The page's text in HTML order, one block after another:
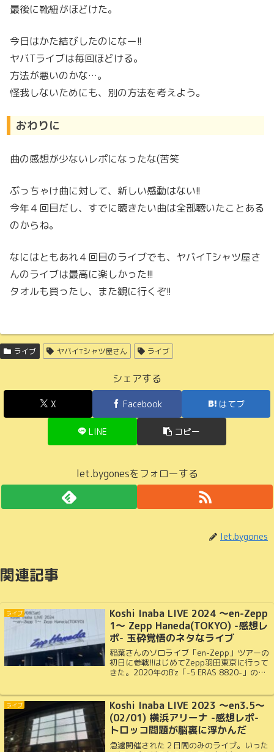
最後に靴紐がほどけた。
今日はかた結びしたのになー!!
ヤバTライブは毎回ほどける。
方法が悪いのかな…。
怪我しないためにも、別の方法を考えよう。
おわりに
曲の感想が少ないレポになったな(苦笑
ぶっちゃけ曲に対して、新しい感動はない!!
今年４回目だし、すでに聴きたい曲は全部聴いたことある
のからね。
なにはともあれ４回目のライブでも、ヤバイTシャツ屋さ
んのライブは最高に楽しかった!!!
タオルも買ったし、また観に行くぞ!!
ライブ ヤバイTシャツ屋さん ライブ
シェアする
X Facebook はてブ
LINE コピー
let.bygonesをフォローする
let.bygones
関連記事
ライブ
Koshi Inaba LIVE 2024 〜en-Zepp
1〜 Zepp Haneda(TOKYO) -感想レ
ポ- 玉砕覚悟のネタなライブ
稲葉さんのソロライブ「en-Zepp」ツアーの
初日に参戦!!はじめてZepp羽田東京に行って
きた。2020年のB'z「-5 ERAS 8820-」の稲
年と四半世紀前に発売されたアルバムの曲た
ちを演奏してくれてファンの僕は大満足でし
た!!
ライブ
Koshi Inaba LIVE 2023 ～en3.5～
(02/01) 横浜アリーナ -感想レポ-
トロッコ問題が脳裏に浮かんだ
急遽開催された２日間のみのライブ。いった